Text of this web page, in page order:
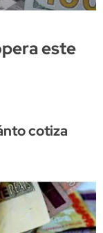
este
cotiza